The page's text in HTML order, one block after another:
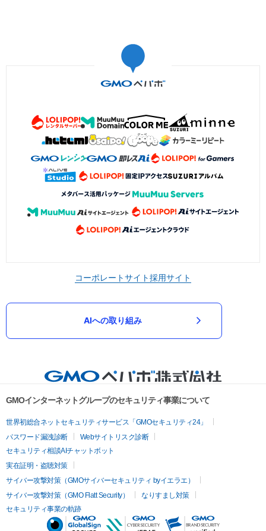
コーポレートサイト採用サイト
AIへの取り組み
GMOインターネットグループのセキュリティ事業について
世界初総合ネットセキュリティサービス「GMOセキュリティ24」
パスワード漏洩診断
Webサイトリスク診断
セキュリティ相談AIチャットボット
実在証明・盗聴対策
サイバー攻撃対策（GMOサイバーセキュリティ byイエラエ）
サイバー攻撃対策（GMO Flatt Security）
なりすまし対策
セキュリティ事業の軌跡